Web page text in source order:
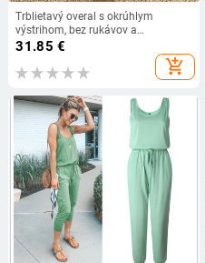
Trblietavý overal s okrúhlym
výstrihom, bez rukávov a
odhalením chrbta s flitrami
31.85 €
add_shopping_cart